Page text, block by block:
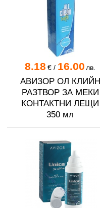
8.18 €/ 16.00 лв.
АВИЗОР ОЛ КЛИЙН
РАЗТВОР ЗА МЕКИ
КОНТАКТНИ ЛЕЩИ
350 мл